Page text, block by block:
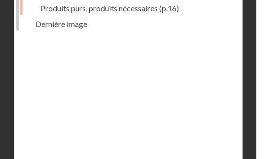
Produits purs, produits nécessaires (p.16)
Dernière image